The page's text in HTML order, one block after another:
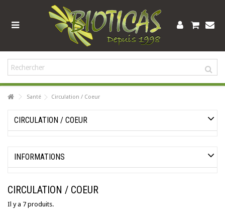
Santé Circulation / Coeur
CIRCULATION / COEUR
INFORMATIONS
CIRCULATION / COEUR
Il y a 7 produits.